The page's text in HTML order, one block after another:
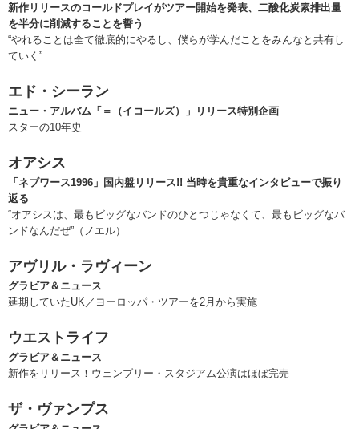
新作リリースのコールドプレイがツアー開始を発表、二酸化炭素排出量
を半分に削減することを誓う
“やれることは全て徹底的にやるし、僕らが学んだことをみんなと共有し
ていく”
エド・シーラン
ニュー・アルバム「＝（イコールズ）」リリース特別企画
スターの10年史
オアシス
「ネブワース1996」国内盤リリース!! 当時を貴重なインタビューで振り
返る
“オアシスは、最もビッグなバンドのひとつじゃなくて、最もビッグなバ
ンドなんだぜ”（ノエル）
アヴリル・ラヴィーン
グラビア＆ニュース
延期していたUK／ヨーロッパ・ツアーを2月から実施
ウエストライフ
グラビア＆ニュース
新作をリリース！ウェンブリー・スタジアム公演はほぼ完売
ザ・ヴァンプス